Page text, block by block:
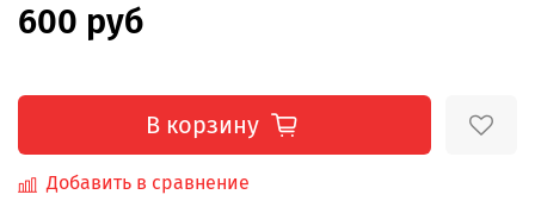
600 руб
В корзину
Добавить в сравнение